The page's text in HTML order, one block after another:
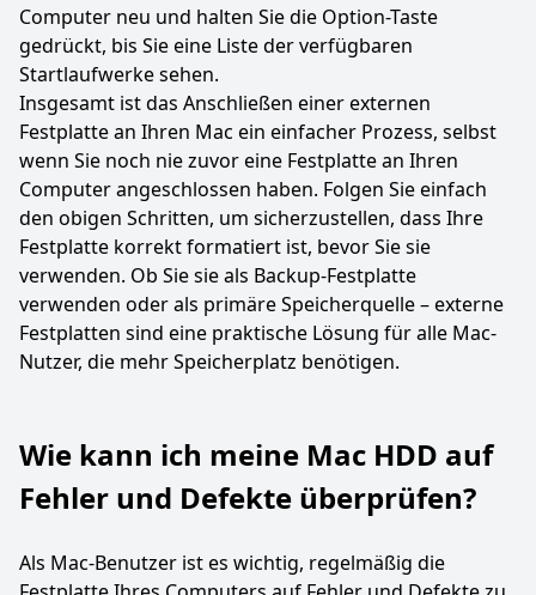
Computer neu und halten Sie die Option-Taste
gedrückt, bis Sie eine Liste der verfügbaren
Startlaufwerke sehen.
Insgesamt ist das Anschließen einer externen
Festplatte an Ihren Mac ein einfacher Prozess, selbst
wenn Sie noch nie zuvor eine Festplatte an Ihren
Computer angeschlossen haben. Folgen Sie einfach
den obigen Schritten, um sicherzustellen, dass Ihre
Festplatte korrekt formatiert ist, bevor Sie sie
verwenden. Ob Sie sie als Backup-Festplatte
verwenden oder als primäre Speicherquelle – externe
Festplatten sind eine praktische Lösung für alle Mac-
Nutzer, die mehr Speicherplatz benötigen.
Wie kann ich meine Mac HDD auf
Fehler und Defekte überprüfen?
Als Mac-Benutzer ist es wichtig, regelmäßig die